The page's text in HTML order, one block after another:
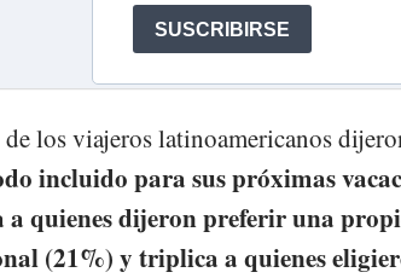
los viajeros latinoamericanos
incluido para sus próximas
a quienes dijeron preferir una
(21%) y triplica a quienes